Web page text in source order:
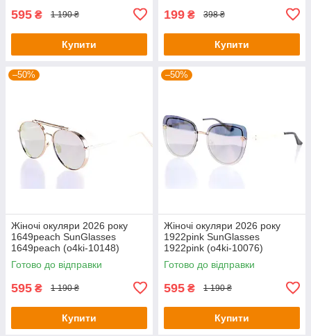
595 ₴ 1 190 ₴
Купити
199 ₴ 398 ₴
Купити
–50%
Жіночі окуляри 2026 року
1649peach SunGlasses
1649peach (o4ki-10148)
Готово до відправки
595 ₴ 1 190 ₴
Купити
–50%
Жіночі окуляри 2026 року
1922pink SunGlasses
1922pink (o4ki-10076)
Готово до відправки
595 ₴ 1 190 ₴
Купити